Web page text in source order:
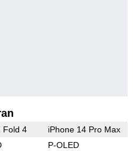
Fold 4 iPhone 14 Pro Max
P-OLED